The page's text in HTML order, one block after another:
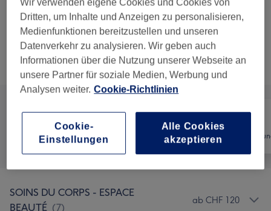
Bikini Simple
20 Min.Details anzeigen
Auswählen
Alle Services
Alle
SOINS DU CORPS - ESPACE
BEAUTÉ (7)
ab CHF 120
Wir verwenden eigene Cookies und Cookies von
Dritten, um Inhalte und Anzeigen zu personalisieren,
Medienfunktionen bereitzustellen und unseren
Datenverkehr zu analysieren. Wir geben auch
Informationen über die Nutzung unserer Webseite an
unsere Partner für soziale Medien, Werbung und
Analysen weiter. Cookie-Richtlinien
Alle Cookies
akzeptieren
Cookie-
Einstellungen